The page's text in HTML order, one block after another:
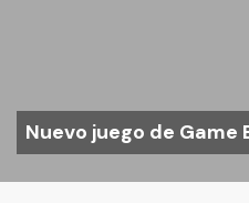
Nuevo juego de Game